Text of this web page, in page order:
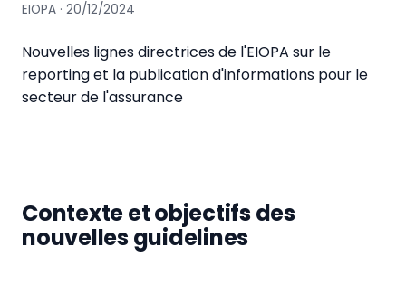
EIOPA · 20/12/2024
Nouvelles lignes directrices de l'EIOPA sur le
reporting et la publication d'informations pour le
secteur de l'assurance
Contexte et objectifs des
nouvelles guidelines